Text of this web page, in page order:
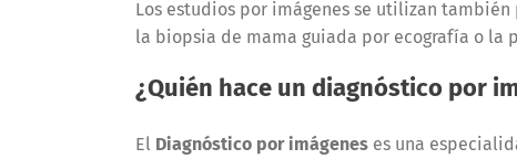
Los estudios por imágenes se utilizan
la biopsia de mama guiada por ecografía o la
¿Quién hace un diagnóstico por
ElDiagnóstico por imágeneses una